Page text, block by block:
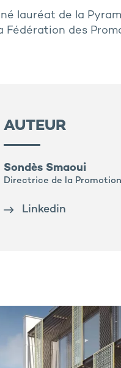
lauréat de la
Fédération des
AUTEUR
Sondès Smaoui
Directrice de la
Linkedin